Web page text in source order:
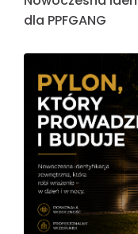
dla PPFGANG